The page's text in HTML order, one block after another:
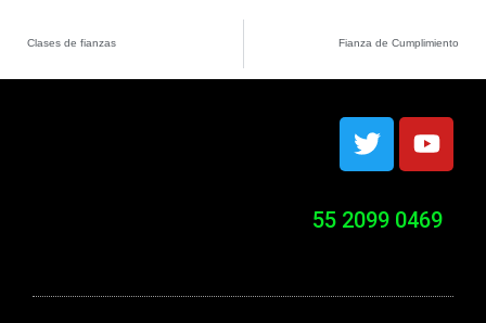
Clases de fianzas Fianza de Cumplimiento
55 2099 0469